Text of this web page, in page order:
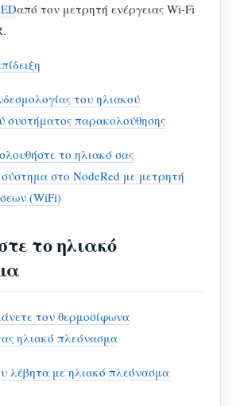
από τον μετρητή ενέργειας Wi-Fi
του ηλιακού
συστήματος παρακολούθησης
το ηλιακό σας
στο NodeRed με μετρητή
(WiFi)
το ηλιακό
τον θερμοσίφωνα
ηλιακό πλεόνασμα
λέβητα με ηλιακό πλεόνασμα